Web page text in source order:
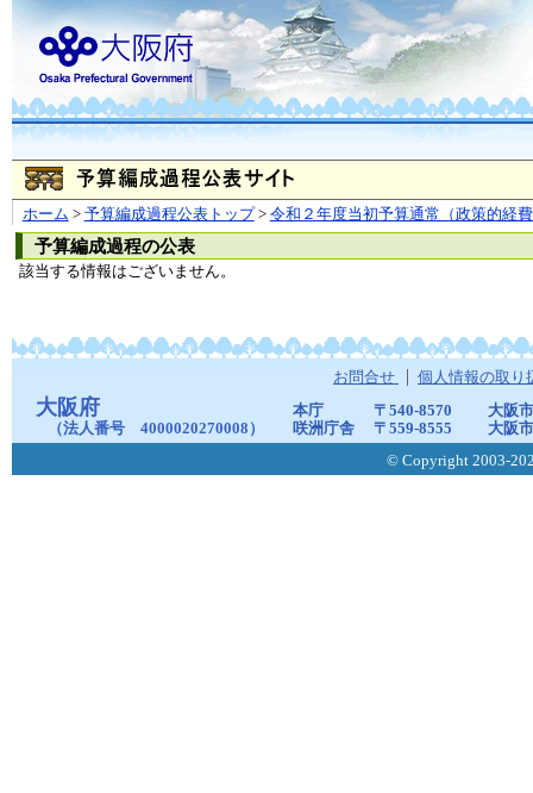
ホーム > 予算編成過程公表トップ> 令和２年度当初予算通常（政策的経
予算編成過程の公表
該当する情報はございません。
お問合せ 個人情報の取り
大阪府
（法人番号 4000020270008）
本庁 〒540-8570
大阪
咲洲庁舎
〒559-8555
大阪
© Copyright 2003-